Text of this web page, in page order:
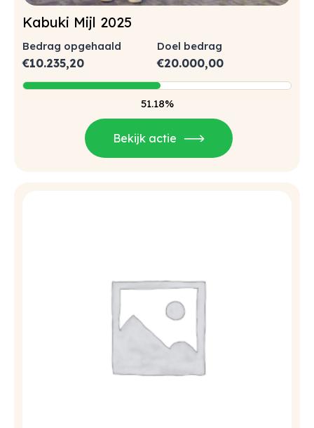
Bekijk actie
Kabuki Mijl 2025
51.18%
€20.000,00
Doel bedrag
€10.235,20
Bedrag opgehaald